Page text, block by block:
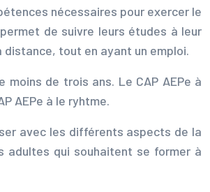
nécessaires pour exercer le
de suivre leurs études à leur
tout en ayant un emploi.
de trois ans. Le CAP AEPe à
AEPe à le ryhtme.
avec les différents aspects de la
adultes qui souhaitent se former à